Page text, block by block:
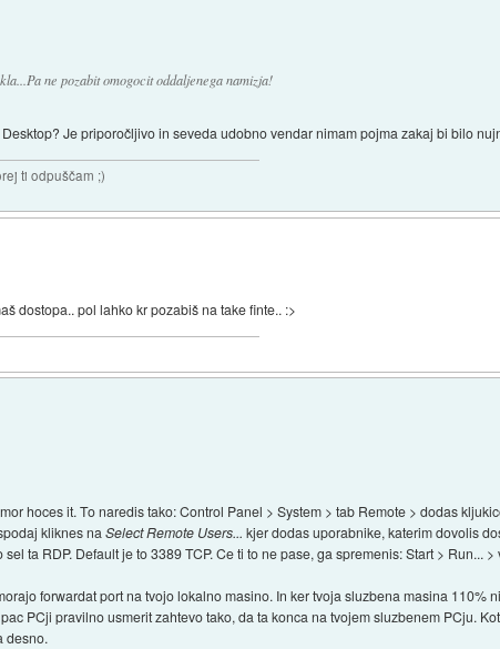
ne pozabit omogocit oddaljenega namizja!
Je priporočljivo in seveda udobno vendar nimam pojma zakaj bi bilo
ti odpuščam ;)
dostopa.. pol lahko kr pozabiš na take finte.. :>
hoces it. To naredis tako: Control Panel > System > tab Remote > dodas
kliknes naSelect Remote Users... kjer dodas uporabnike, katerim dovolis
ta RDP. Default je to 3389 TCP. Ce ti to ne pase, ga spremenis: Start > Run...
forwardat port na tvojo lokalno masino. In ker tvoja sluzbena masina 110%
PCji pravilno usmerit zahtevo tako, da ta konca na tvojem sluzbenem PCju.
desno.